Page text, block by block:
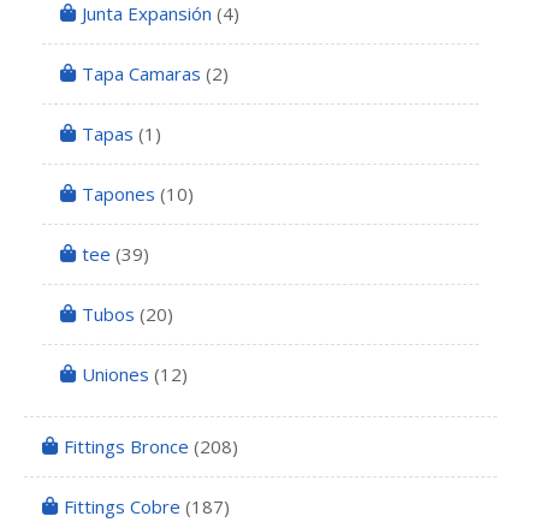
Junta Expansión (4)
Tapa Camaras (2)
Tapas (1)
Tapones (10)
tee (39)
Tubos (20)
Uniones (12)
Fittings Bronce (208)
Fittings Cobre (187)